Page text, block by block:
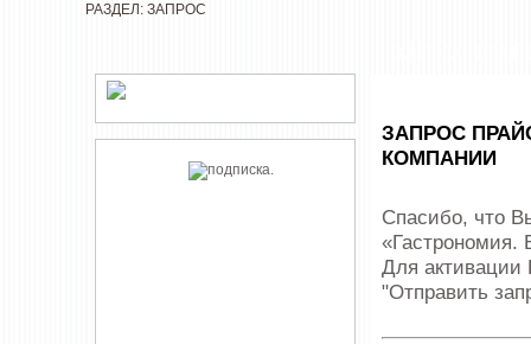
РАЗДЕЛ: ЗАПРОС
ЗАПРОС
КОМПАНИИ
Спасибо, что
«Гастрономия.
Для активации
"Отправить